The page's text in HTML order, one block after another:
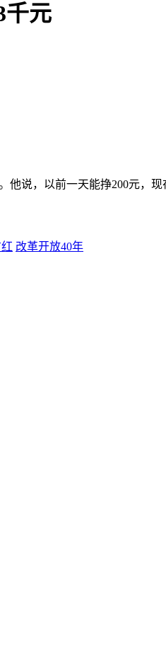
千元
说，以前一天能挣200元，
改革开放40年